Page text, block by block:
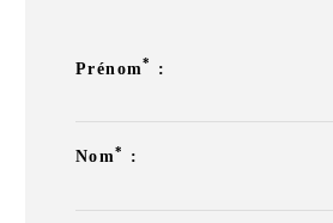
Prénom* :
Nom* :